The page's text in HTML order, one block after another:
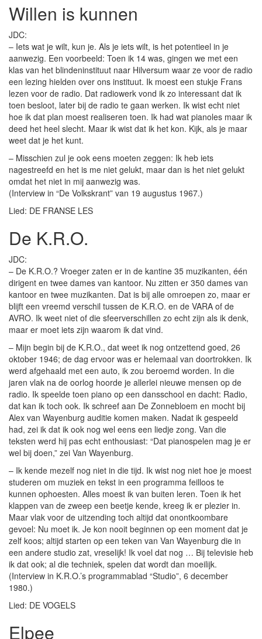
Willen is kunnen
JDC:
– Iets wat je wilt, kun je. Als je iets wilt, is het potentieel in je
aanwezig. Een voorbeeld: Toen ik 14 was, gingen we met een
klas van het blindeninstituut naar Hilversum waar ze voor de radio
een lezing hielden over ons instituut. Ik moest een stukje Frans
lezen voor de radio. Dat radiowerk vond ik zo interessant dat ik
toen besloot, later bij de radio te gaan werken. Ik wist echt niet
hoe ik dat plan moest realiseren toen. Ik had wat pianoles maar ik
deed het heel slecht. Maar ik wist dat ik het kon. Kijk, als je maar
weet dat je het kunt.
– Misschien zul je ook eens moeten zeggen: Ik heb iets
nagestreefd en het is me niet gelukt, maar dan is het niet gelukt
omdat het niet in mij aanwezig was.
(Interview in “De Volkskrant” van 19 augustus 1967.)
Lied: DE FRANSE LES
De K.R.O.
JDC:
– De K.R.O.? Vroeger zaten er in de kantine 35 muzikanten, één
dirigent en twee dames van kantoor. Nu zitten er 350 dames van
kantoor en twee muzikanten. Dat is bij alle omroepen zo, maar er
blijft een vreemd verschil tussen de K.R.O. en de VARA of de
AVRO. Ik weet niet of die sfeerverschillen zo echt zijn als ik denk,
maar er moet iets zijn waarom ik dat vind.
– Mijn begin bij de K.R.O., dat weet ik nog ontzettend goed, 26
oktober 1946; de dag ervoor was er helemaal van doortrokken. Ik
werd afgehaald met een auto, ik zou beroemd worden. In die
jaren vlak na de oorlog hoorde je allerlei nieuwe mensen op de
radio. Ik speelde toen piano op een dansschool en dacht: Radio,
dat kan ik toch ook. Ik schreef aan De Zonnebloem en mocht bij
Alex van Wayenburg auditie komen maken. Nadat ik gespeeld
had, zei ik dat ik ook nog wel eens een liedje zong. Van die
teksten werd hij pas echt enthousiast: “Dat pianospelen mag je er
wel bij doen,” zei Van Wayenburg.
– Ik kende mezelf nog niet in die tijd. Ik wist nog niet hoe je moest
studeren om muziek en tekst in een programma feilloos te
kunnen ophoesten. Alles moest ik van buiten leren. Toen ik het
klappen van de zweep een beetje kende, kreeg ik er plezier in.
Maar vlak voor de uitzending toch altijd dat onontkoombare
gevoel: Nu moet ik. Je kon nooit beginnen op een moment dat je
zelf koos; altijd starten op een teken van Van Wayenburg die in
een andere studio zat, vreselijk! Ik voel dat nog … Bij televisie heb
ik dat ook; al die techniek, spelen dat wordt dan moeilijk.
(Interview in K.R.O.’s programmablad “Studio”, 6 december
1980.)
Lied: DE VOGELS
Elpee